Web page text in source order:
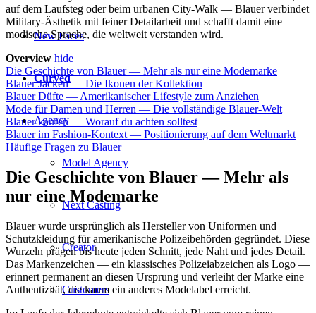
NewFaces
Curved
Agency
Model Agency
Next Casting
Creator
Customers
auf dem Laufsteg oder beim urbanen City-Walk — Blauer verbindet
Military-Ästhetik mit feiner Detailarbeit und schafft damit eine
modische Sprache, die weltweit verstanden wird.
Overview hide
Die Geschichte von Blauer — Mehr als nur eine Modemarke
Blauer Jacken — Die Ikonen der Kollektion
Blauer Düfte — Amerikanischer Lifestyle zum Anziehen
Mode für Damen und Herren — Die vollständige Blauer-Welt
Blauer kaufen — Worauf du achten solltest
Blauer im Fashion-Kontext — Positionierung auf dem Weltmarkt
Häufige Fragen zu Blauer
Die Geschichte von Blauer — Mehr als
nur eine Modemarke
Blauer wurde ursprünglich als Hersteller von Uniformen und
Schutzkleidung für amerikanische Polizeibehörden gegründet. Diese
Wurzeln prägen bis heute jeden Schnitt, jede Naht und jedes Detail.
Das Markenzeichen — ein klassisches Polizeiabzeichen als Logo —
erinnert permanent an diesen Ursprung und verleiht der Marke eine
Authentizität, die kaum ein anderes Modelabel erreicht.